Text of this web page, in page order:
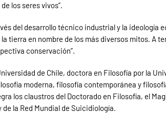
los seres vivos”.
del desarrollo técnico industrial y la ideología
tierra en nombre de los más diversos mitos. A
conservación”.
de Chile, doctora en Filosofía por la
moderna, filosofía contemporánea y
los claustros del Doctorado en Filosofía, el
de la Red Mundial de Suicidiología.